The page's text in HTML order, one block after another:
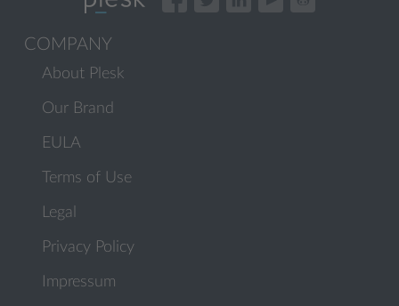
COMPANY
About Plesk
Our Brand
EULA
Terms of Use
Legal
Privacy Policy
Impressum